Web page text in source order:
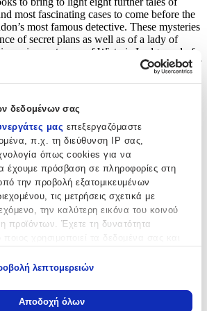
δεδομένων σας
μας επεξεργαζόμαστε
π.χ. τη διεύθυνση IP σας,
όπως cookies για να
έχουμε πρόσβαση σε πληροφορίες στη
την προβολή εξατομικευμένων
τις μετρήσεις σχετικά με
την καλύτερη εικόνα του κοινού
προϊόντων. Έχετε τη δυνατότητα
πληροφορίες σχετικά με τη γεωγραφική
λεπτομερειών
Αποδοχή όλων
most fascinating cases to come before the
most famous detective. These mysteries
of secret plans as well as of a lady of
circumstances of Wisteria Lodge and of
as the story His Last Bow, the last outing of